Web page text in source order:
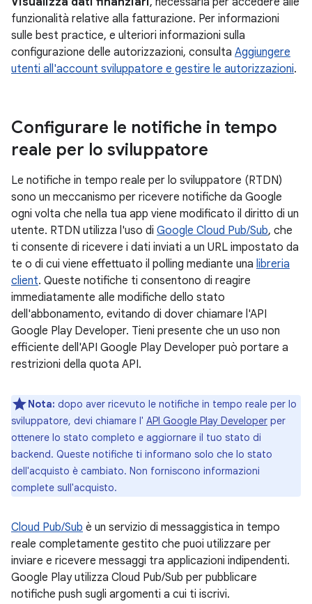
funzionalità relative alla fatturazione. Per informazioni
sulle best practice, e ulteriori informazioni sulla
configurazione delle autorizzazioni, consulta Aggiungere
utenti all'account sviluppatore e gestire le autorizzazioni.
Configurare le notifiche in tempo
reale per lo sviluppatore
Le notifiche in tempo reale per lo sviluppatore (RTDN)
sono un meccanismo per ricevere notifiche da Google
ogni volta che nella tua app viene modificato il diritto di un
utente. RTDN utilizza l'uso di Google Cloud Pub/Sub, che
ti consente di ricevere i dati inviati a un URL impostato da
te o di cui viene effettuato il polling mediante una libreria
client. Queste notifiche ti consentono di reagire
immediatamente alle modifiche dello stato
dell'abbonamento, evitando di dover chiamare l'API
Google Play Developer. Tieni presente che un uso non
efficiente dell'API Google Play Developer può portare a
restrizioni della quota API.
Nota: dopo aver ricevuto le notifiche in tempo reale per lo
sviluppatore, devi chiamare l' API Google Play Developer per
ottenere lo stato completo e aggiornare il tuo stato di
backend. Queste notifiche ti informano solo che lo stato
dell'acquisto è cambiato. Non forniscono informazioni
complete sull'acquisto.
Cloud Pub/Sub è un servizio di messaggistica in tempo
reale completamente gestito che puoi utilizzare per
inviare e ricevere messaggi tra applicazioni indipendenti.
Google Play utilizza Cloud Pub/Sub per pubblicare
notifiche push sugli argomenti a cui ti iscrivi.